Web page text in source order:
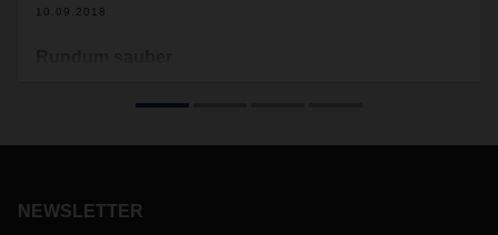
10.09.2018
NEWSLETTER